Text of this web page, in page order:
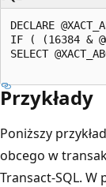
DECLARE
IF ( (16384 &
SELECT
Przykłady
Poniższy
obcego w
Transact-SQL.